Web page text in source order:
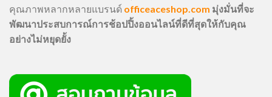
คุณภาพหลากหลายแบรนด์ officeaceshop.com มุ่งมั่นที่จะ
พัฒนาประสบการณ์การช้อปปิ้งออนไลน์ที่ดีที่สุดให้กับคุณ
อย่างไม่หยุดยั้ง